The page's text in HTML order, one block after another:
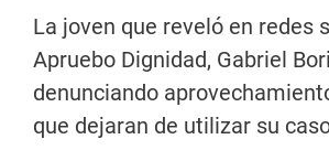
La joven que reveló en redes
Apruebo Dignidad, Gabriel
denunciando
que dejaran de utilizar su